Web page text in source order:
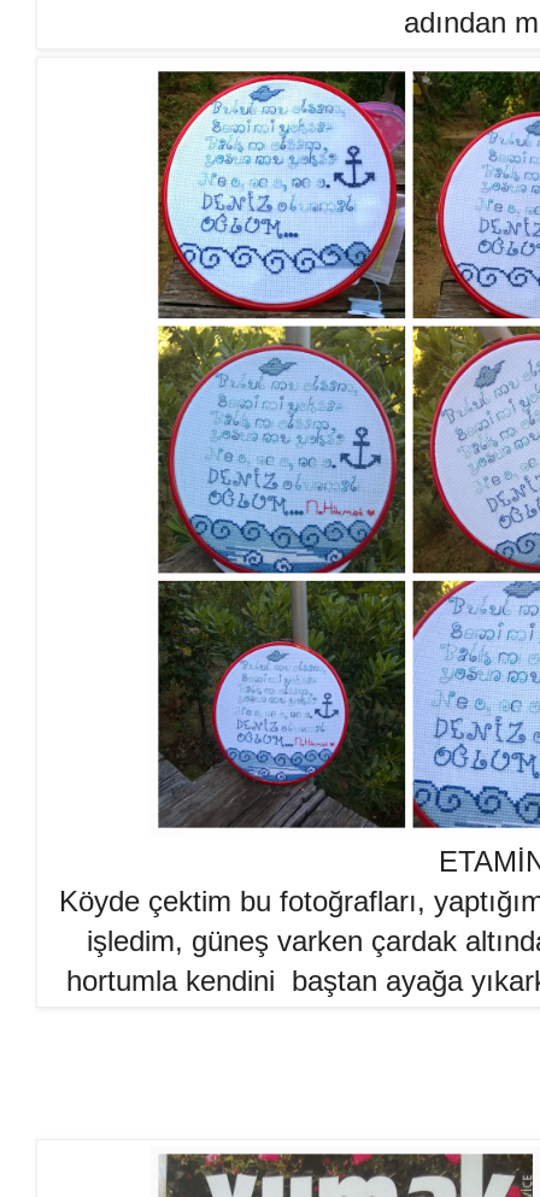
adından
Köyde çektim bu fotoğrafları,
işledim, güneş varken çardak
hortumla kendini baştan ayağa